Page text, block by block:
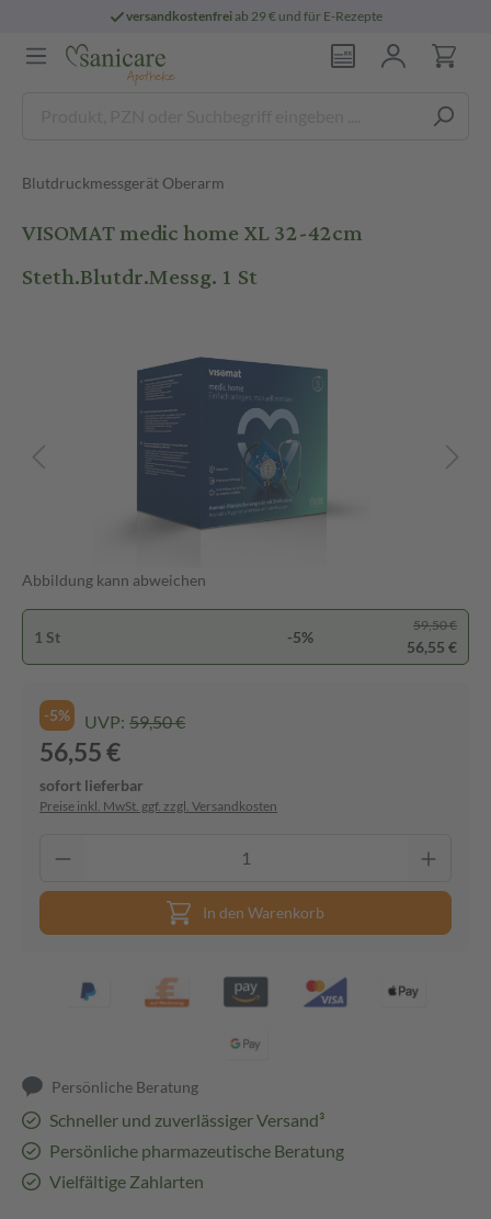
versandkostenfreiab 29 € und für E-Rezepte
Blutdruckmessgerät Oberarm
VISOMAT medic home XL 32-42cm
Steth.Blutdr.Messg. 1 St
Abbildung kann abweichen
1 St -5%
59,50 €
56,55 €
-5% UVP: 59,50 €
56,55 €
sofort lieferbar
Preise inkl. MwSt. ggf. zzgl. Versandkosten
In den Warenkorb
Persönliche Beratung
Schneller und zuverlässiger Versand³
Persönliche pharmazeutische Beratung
Vielfältige Zahlarten